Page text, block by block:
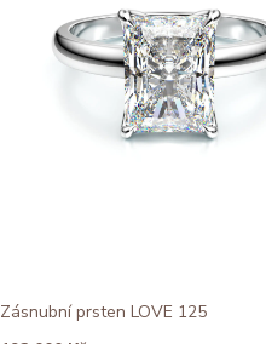
Zásnubní prsten LOVE 125